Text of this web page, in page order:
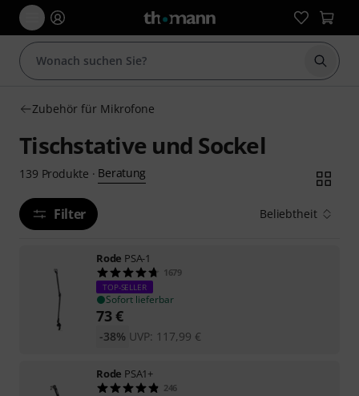
Suche
Zubehör für Mikrofone
Tischstative und Sockel
139 Produkte · Beratung
Filter Beliebtheit
Rode PSA-1
1679
TOP-SELLER
Sofort lieferbar
73€
UVP: 117,99 €
-38%
Rode PSA1+
246